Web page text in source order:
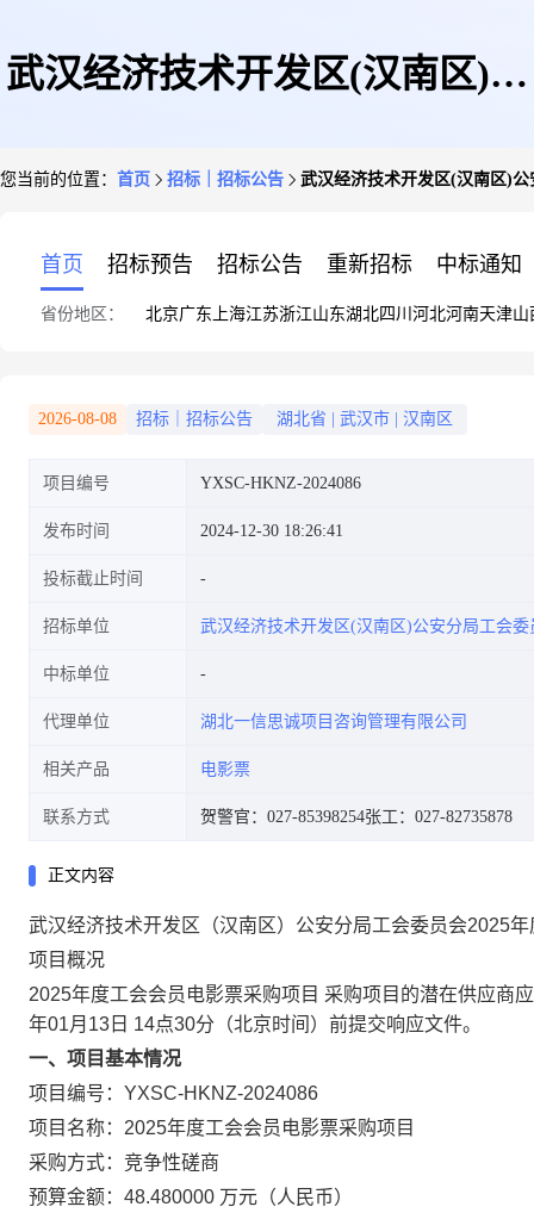
武汉经济技术开发区(汉南区)公
您当前的位置： 首页 招标｜招标公告 武汉经济技术开发区(汉南区)
首页 招标预告 招标公告 重新招标 中标通知
省份地区： 北京广东 上海江苏浙江山东湖北四川 河北河南天津山
2026-08-08 招标｜招标公告 湖北省 武汉市 汉南区
项目编号 YXSC-HKNZ-2024086
发布时间 2024-12-30 18:26:41
投标截止时间
招标单位 武汉经济技术开发区(汉南区)公安分局工会委
中标单位
代理单位 湖北一信思诚项目咨询管理有限公司
相关产品 电影票
联系方式 贺警官：027-85398254张工：027-82735878
正文内容
武汉经济技术开发区（汉南区）公安分局工会委员会2025
项目概况
2025年度工会会员电影票采购项目 采购项目的潜在供应商
年01月13日 14点30分（北京时间）前提交响应文件。
一、项目基本情况
项目编号：YXSC-HKNZ-2024086
项目名称：2025年度工会会员电影票采购项目
采购方式：竞争性磋商
预算金额：48.480000 万元（人民币）